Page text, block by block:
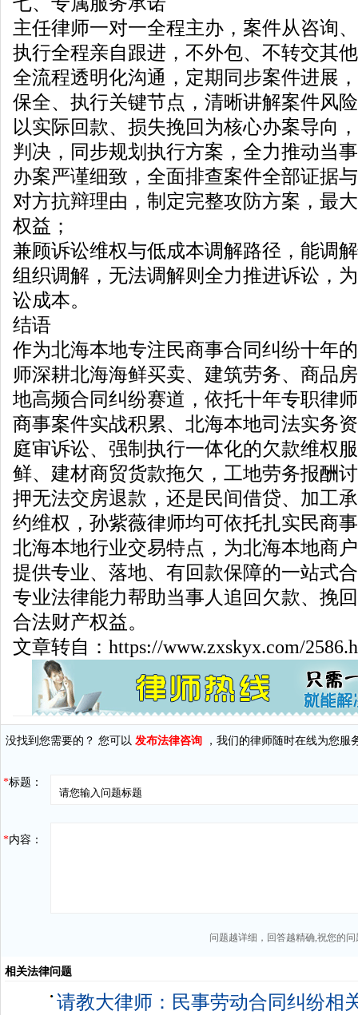
主任律师一对一全程主办，案件从咨询
执行全程亲自跟进，不外包、不转交其
全流程透明化沟通，定期同步案件进展
保全、执行关键节点，清晰讲解案件风
以实际回款、损失挽回为核心办案导向
判决，同步规划执行方案，全力推动当
办案严谨细致，全面排查案件全部证据
对方抗辩理由，制定完整攻防方案，最
权益；
兼顾诉讼维权与低成本调解路径，能调
组织调解，无法调解则全力推进诉讼，
讼成本。
结语
作为北海本地专注民商事合同纠纷十年
师深耕北海海鲜买卖、建筑劳务、商品
地高频合同纠纷赛道，依托十年专职律
商事案件实战积累、北海本地司法实务
庭审诉讼、强制执行一体化的欠款维权
鲜、建材商贸货款拖欠，工地劳务报酬
押无法交房退款，还是民间借贷、加工
约维权，孙紫薇律师均可依托扎实民商
北海本地行业交易特点，为北海本地商
提供专业、落地、有回款保障的一站式
专业法律能力帮助当事人追回欠款、挽
合法财产权益。
文章转自：https://www.zxskyx.com/
没找到您需要的？ 您可以 发布法律咨询 ，我们的律师随时在线为您服
*标题：
*内容：
问题越详细，回答越精确,祝您的
相关法律问题
请教大律师：民事劳动合同纠纷相